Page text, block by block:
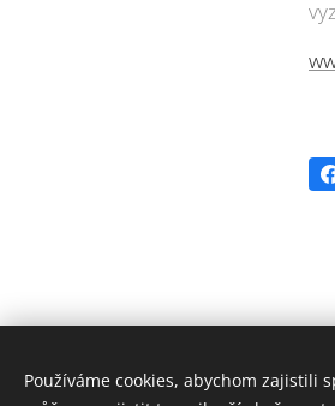
Používáme cookies, abychom zajistili